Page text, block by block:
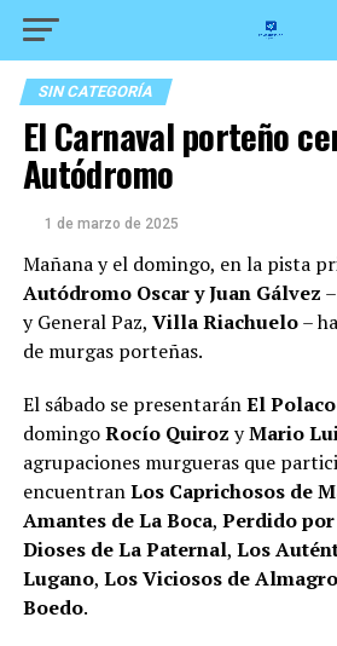
SIN CATEGORÍA
El Carnaval porteño
Autódromo
1 de marzo de 2025
Mañana y el domingo, en la pista
Autódromo Oscar y Juan Gálvez
y General Paz, Villa Riachuelo–
de murgas porteñas.
El sábado se presentaránEl Polaco
domingoRocío Quiroz yMario
agrupaciones murgueras que
encuentranLos Caprichosos de
Amantes de La Boca, Perdido por
Dioses de La Paternal, Los
Lugano, Los Viciosos de Almagro
Boedo.